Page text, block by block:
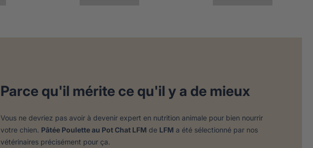
Parce qu'il mérite ce qu'il y a de mieux
Vous ne devriez pas avoir à devenir expert en nutrition animale pour bien nourrir
votre chien. Pâtée Poulette au Pot Chat LFM de LFM a été sélectionné par nos
vétérinaires précisément pour ça.